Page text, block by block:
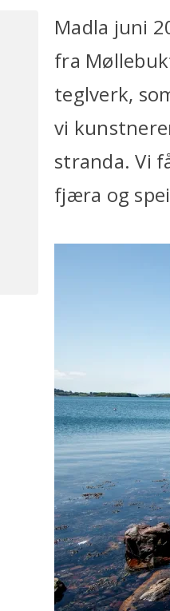
Madla juni
fra
teglverk,
vi
stranda. Vi
fjæra og